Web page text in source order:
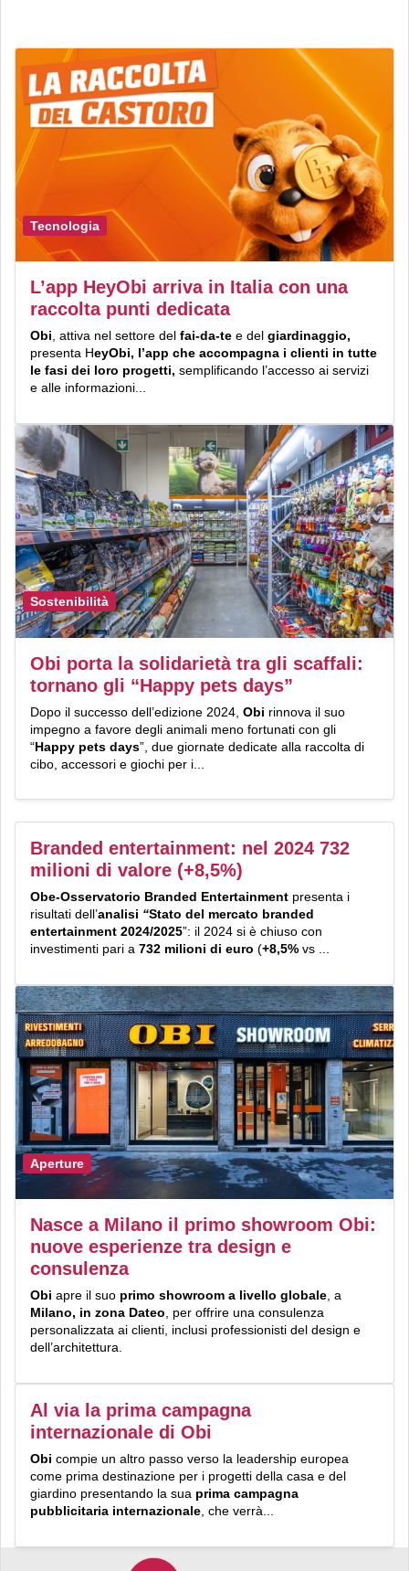
Tecnologia
L’app HeyObi arriva in Italia con una
raccolta punti dedicata
Obi , attiva nel settore del fai-da-te e del giardinaggio,
presenta HeyObi, l’app che accompagna i clienti in tutte
le fasi dei loro progetti, semplificando l’accesso ai servizi
e alle informazioni...
Sostenibilità
Obi porta la solidarietà tra gli scaffali:
tornano gli “Happy pets days”
Dopo il successo dell’edizione 2024, Obi rinnova il suo
impegno a favore degli animali meno fortunati con gli
“Happy pets days”, due giornate dedicate alla raccolta di
cibo, accessori e giochi per i...
Branded entertainment: nel 2024 732
milioni di valore (+8,5%)
Obe-Osservatorio Branded Entertainment presenta i
risultati dell’analisi “Stato del mercato branded
entertainment 2024/2025”: il 2024 si è chiuso con
investimenti pari a 732 milioni di euro (+8,5% vs ...
Aperture
Nasce a Milano il primo showroom Obi:
nuove esperienze tra design e
consulenza
Obi apre il suo primo showroom a livello globale , a
Milano, in zona Dateo , per offrire una consulenza
personalizzata ai clienti, inclusi professionisti del design e
dell’architettura.
Al via la prima campagna
internazionale di Obi
Obi compie un altro passo verso la leadership europea
come prima destinazione per i progetti della casa e del
giardino presentando la sua prima campagna
pubblicitaria internazionale , che verrà...